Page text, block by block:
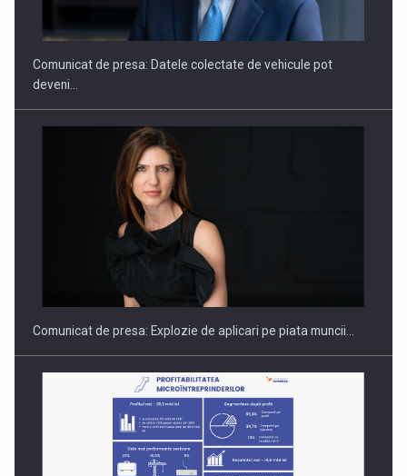
Hard Enduro Piatra Craiului 2026, fueled by benzinariile RO…
Comunicat de presa: Datele colectate de vehicule pot
deveni…
Comunicat de presa: Explozie de aplicari pe piata muncii…